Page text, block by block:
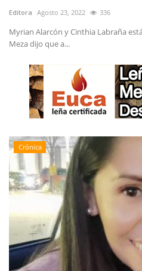
Editora Agosto 23, 2022 336
Myrian Alarcón y Cinthia Labraña
Meza dijo que a...
Crónica